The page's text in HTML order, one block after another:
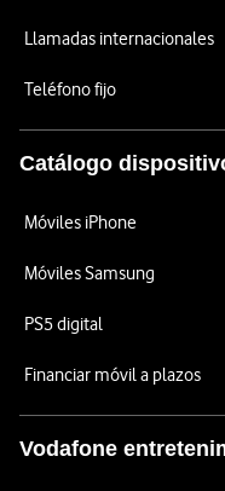
Llamadas internacionales
Teléfono fijo
Catálogo
Móviles iPhone
Móviles Samsung
PS5 digital
Financiar móvil a plazos
Vodafone